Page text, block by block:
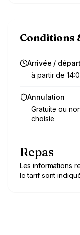
Conditions
Arrivée / départ
à partir de
Annulation
Gratuite ou
choisie
Repas
Les informations
le tarif sont